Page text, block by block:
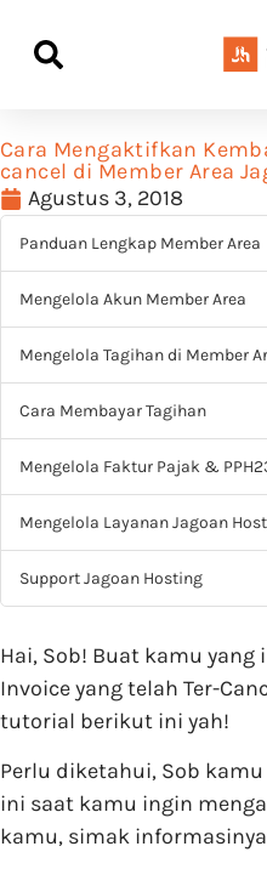
Cara Mengaktifkan
cancel di Member Area
Agustus 3, 2018
Panduan Lengkap Member Area
Mengelola Akun Member Area
Mengelola Tagihan di Member
Cara Membayar Tagihan
Mengelola Faktur Pajak &
Mengelola Layanan Jagoan
Support Jagoan Hosting
Hai, Sob! Buat kamu
Invoice yang telah Ter-
tutorial berikut ini yah!
Perlu diketahui, Sob
ini saat kamu ingin
kamu, simak